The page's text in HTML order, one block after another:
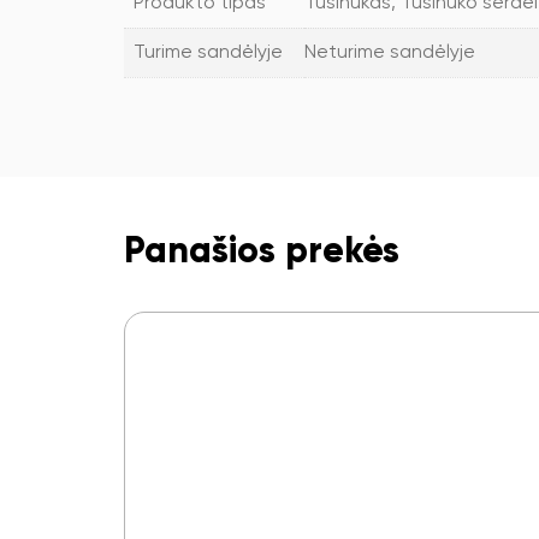
Turime sandėlyje Neturime sandėlyje
Panašios prekės